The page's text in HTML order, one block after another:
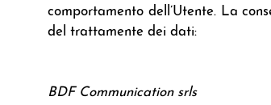
comportamento dell’Utente. La
del trattamente dei dati:
BDF Communication srls